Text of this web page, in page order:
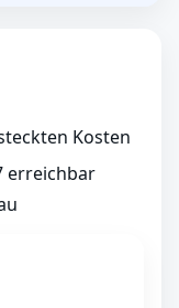
Kosten
erreichbar